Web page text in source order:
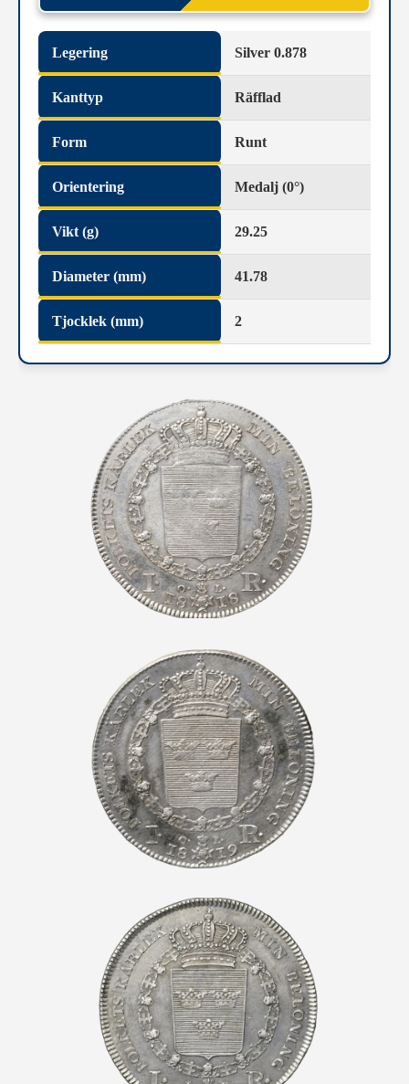
Legering Silver 0.878
Kanttyp Räfflad
Form Runt
Orientering Medalj (0°)
Vikt (g) 29.25
Diameter (mm) 41.78
Tjocklek (mm) 2